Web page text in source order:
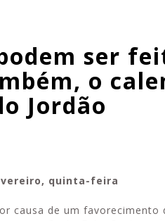
ser
o
Jordão
quinta-feira
causa de um favorecimento
confira os